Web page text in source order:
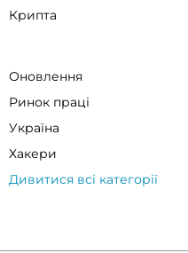
Крипта
Оновлення
Ринок праці
Україна
Хакери
Дивитися всі категорії